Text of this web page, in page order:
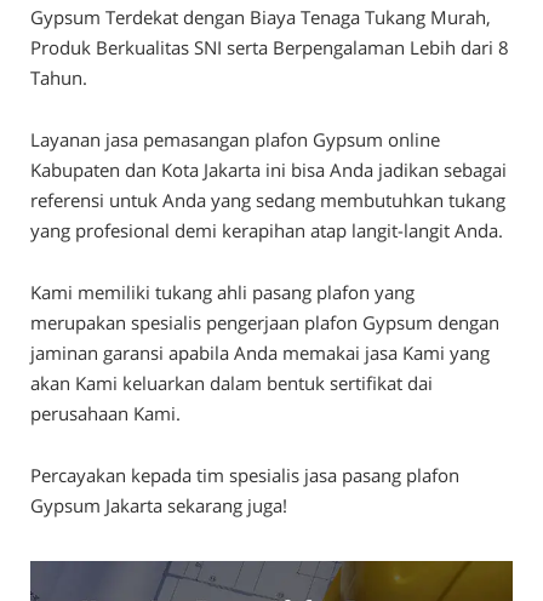
Gypsum Terdekat dengan Biaya Tenaga Tukang Murah,
Produk Berkualitas SNI serta Berpengalaman Lebih dari 8
Tahun.
Layanan jasa pemasangan plafon Gypsum online
Kabupaten dan Kota Jakarta ini bisa Anda jadikan sebagai
referensi untuk Anda yang sedang membutuhkan tukang
yang profesional demi kerapihan atap langit-langit Anda.
Kami memiliki tukang ahli pasang plafon yang
merupakan spesialis pengerjaan plafon Gypsum dengan
jaminan garansi apabila Anda memakai jasa Kami yang
akan Kami keluarkan dalam bentuk sertifikat dai
perusahaan Kami.
Percayakan kepada tim spesialis jasa pasang plafon
Gypsum Jakarta sekarang juga!